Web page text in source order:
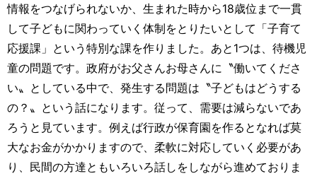
情報をつなげられないか、生まれた時から18歳位まで一貫
して子どもに関わっていく体制をとりたいとして「子育て
応援課」という特別な課を作りました。あと1つは、待機児
童の問題です。政府がお父さんお母さんに〝働いてくださ
い〟としている中で、発生する問題は〝子どもはどうする
の？〟という話になります。従って、需要は減らないであ
ろうと見ています。例えば行政が保育園を作るとなれば莫
大なお金がかかりますので、柔軟に対応していく必要があ
り、民間の方達ともいろいろ話しをしながら進めておりま